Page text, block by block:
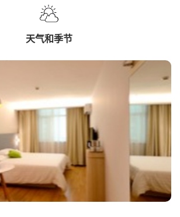
天气和季节